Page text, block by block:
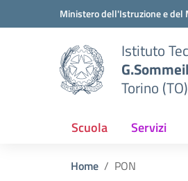
Vai ai contenuti
Vai al menu di navigazioneMinistero dell'Istruzione e del
Istituto
Torino (TO)
Scuola Servizi
Home PON